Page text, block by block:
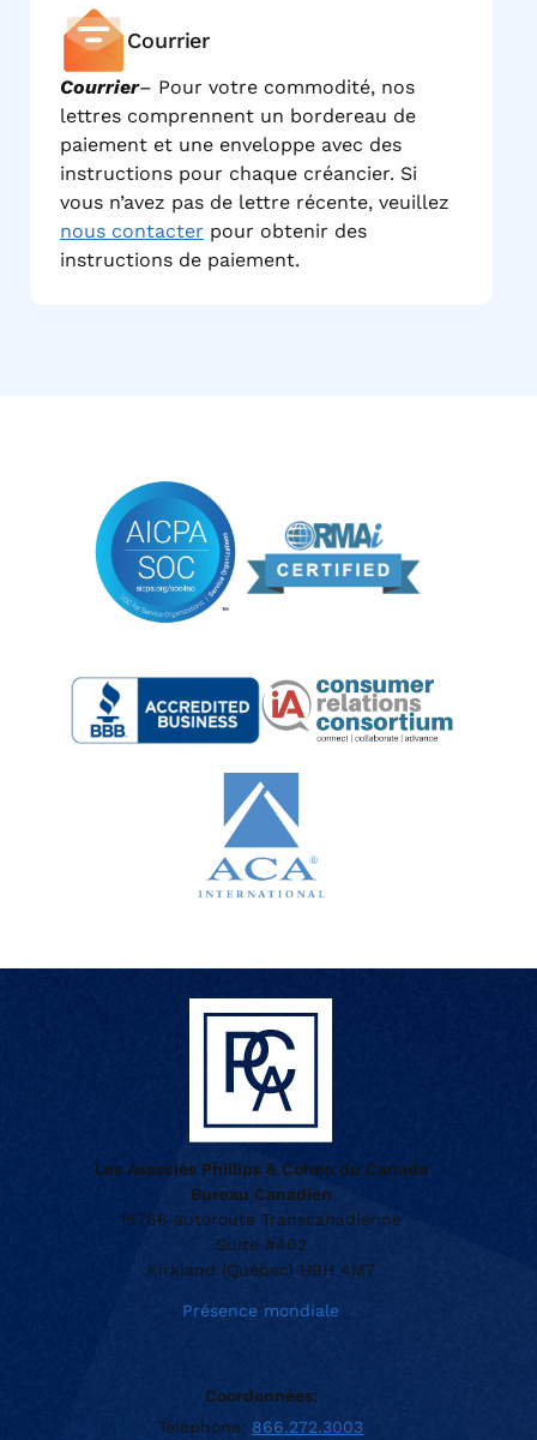
Courrier
Courrier– Pour votre commodité, nos
lettres comprennent un bordereau de
paiement et une enveloppe avec des
instructions pour chaque créancier. Si
vous n’avez pas de lettre récente, veuillez
nous contacter pour obtenir des
instructions de paiement.
Les Associés Phillips & Cohen du Canada
Bureau Canadien
16766 autoroute Transcanadienne
Suite #402
Kirkland (Québec) H9H 4M7
Présence mondiale
Coordonnées:
Téléphone: 866.272.3003